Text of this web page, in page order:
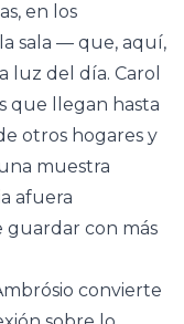
en los
sala — que, aquí,
luz del día. Carol
que llegan hasta
otros hogares y
muestra
afuera
con más